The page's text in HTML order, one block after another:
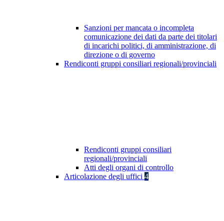
Sanzioni per mancata o incompleta
comunicazione dei dati da parte dei titolari
di incarichi politici, di amministrazione, di
direzione o di governo
Rendiconti gruppi consiliari regionali/provinciali
Rendiconti gruppi consiliari
regionali/provinciali
Atti degli organi di controllo
Articolazione degli uffici 4